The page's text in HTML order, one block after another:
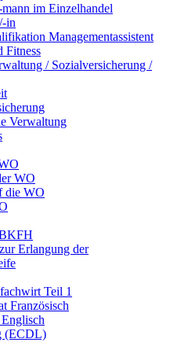
im Einzelhandel
in
Managementassistent
Fitness
/ Sozialversicherung /
Verwaltung
WO
die WO
Erlangung der
Teil 1
Französisch
(ECDL)